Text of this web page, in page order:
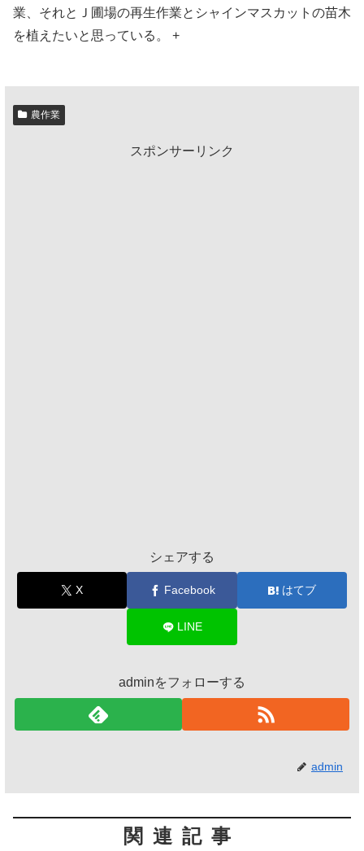
業、それとＪ圃場の再生作業とシャインマスカットの苗木
を植えたいと思っている。 +
農作業
スポンサーリンク
シェアする
X Facebook はてブ
LINE
adminをフォローする
admin
関連記事